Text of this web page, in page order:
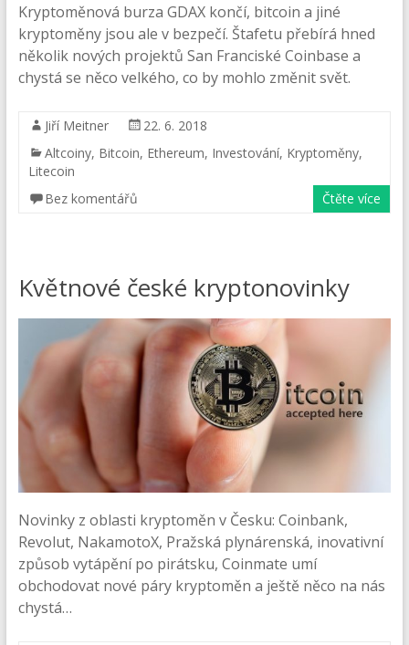
Kryptoměnová burza GDAX končí, bitcoin a jiné
kryptoměny jsou ale v bezpečí. Štafetu přebírá hned
několik nových projektů San Franciské Coinbase a
chystá se něco velkého, co by mohlo změnit svět.
Jiří Meitner
22. 6. 2018
Altcoiny, Bitcoin, Ethereum, Investování, Kryptoměny,
Litecoin
Bez komentářů
Čtěte více
Květnové české kryptonovinky
Novinky z oblasti kryptoměn v Česku: Coinbank,
Revolut, NakamotoX, Pražská plynárenská, inovativní
způsob vytápění po pirátsku, Coinmate umí
obchodovat nové páry kryptoměn a ještě něco na nás
chystá…